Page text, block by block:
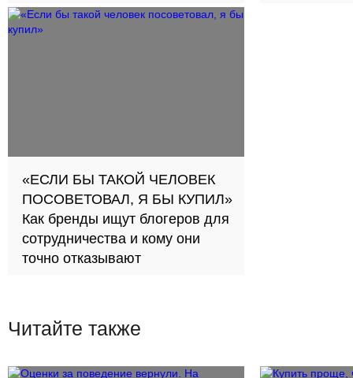
«ЕСЛИ БЫ ТАКОЙ ЧЕЛОВЕК
ПОСОВЕТОВАЛ, Я БЫ КУПИЛ»
Как бренды ищут блогеров для
сотрудничества и кому они
точно отказывают
Читайте также